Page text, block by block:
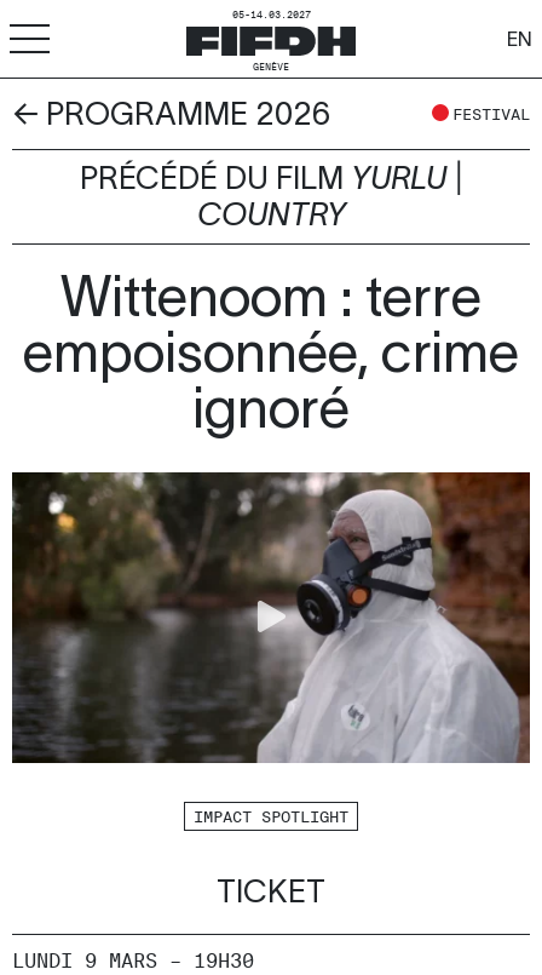
05-14.03.2027
GENÈVE
EN
A A- ACCESSIBILITÉ
Pro
Écoles
Ressources & Médias
← PROGRAMME 2026 FESTIVAL
PRÉCÉDÉ DU FILM YURLU |
COUNTRY
Wittenoom : terre
empoisonnée, crime
ignoré
IMPACT SPOTLIGHT
TICKET
LUNDI 9 MARS – 19H30